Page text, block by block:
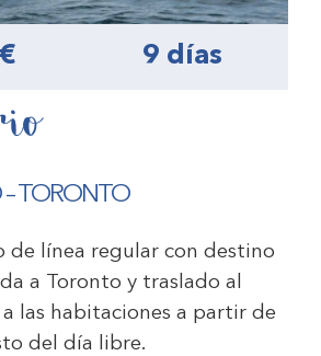
9 días
– TORONTO
de línea regular con destino
a Toronto y traslado al
las habitaciones a partir de
del día libre.